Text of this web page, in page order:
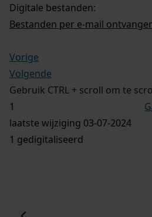
Digitale bestanden:
Bestanden per e-mail
Vorige
Volgende
Gebruik CTRL + scroll om te
laatste wijziging 03-07-2024
1 gedigitaliseerd